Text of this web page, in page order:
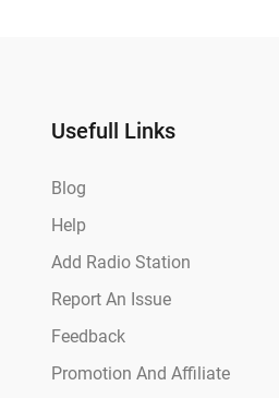
Usefull Links
Blog
Help
Add Radio Station
Report An Issue
Feedback
Promotion And Affiliate